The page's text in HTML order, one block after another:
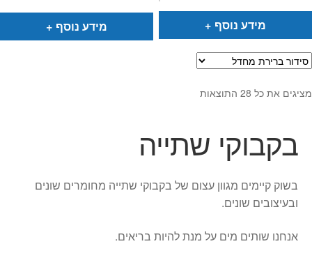
מידע נוסף מידע נוסף
מציגים את כל ⁦28⁩ התוצאות
בקבוקי שתייה
בשוק קיימים מגוון עצום של בקבוקי שתייה מחומרים שונים
ובעיצובים שונים.
אנחנו שותים מים על מנת להיות בריאים.